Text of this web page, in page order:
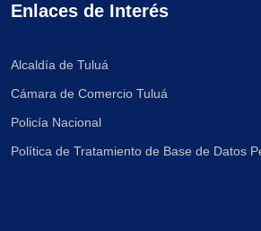
Enlaces de Interés
Alcaldía de Tuluá
Cámara de Comercio Tuluá
Policía Nacional
Política de Tratamiento de Base de Datos